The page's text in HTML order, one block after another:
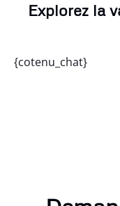
Explorez la
{cotenu_chat}